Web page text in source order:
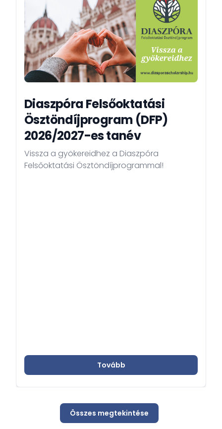
Diaszpóra Felsőoktatási
Ösztöndíjprogram (DFP)
2026/2027-es tanév
Vissza a gyökereidhez a Diaszpóra
Felsőoktatási Ösztöndíjprogrammal!
Tovább
Összes megtekintése